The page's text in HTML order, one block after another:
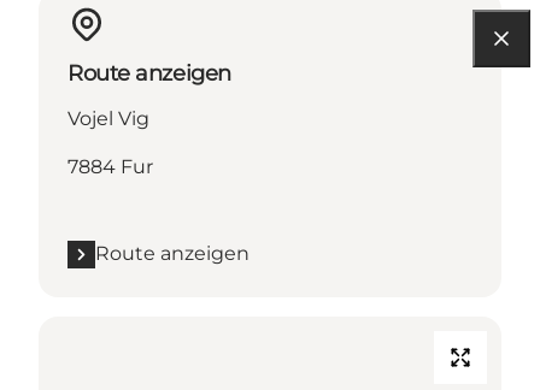
Route anzeigen
Vojel Vig
7884 Fur
Route anzeigen